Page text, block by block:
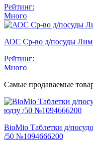
Рейтинг:
Много
АОС Ср-во д/посуды
Рейтинг:
Много
Самые продаваемые
BioMio Таблетки д/
/50 №1094666200